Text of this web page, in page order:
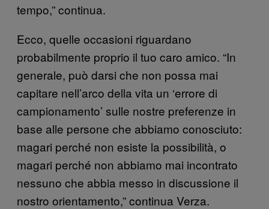
tempo,” continua.
Ecco, quelle occasioni riguardano
probabilmente proprio il tuo caro amico. “In
generale, può darsi che non possa mai
capitare nell’arco della vita un ‘errore di
campionamento’ sulle nostre preferenze in
base alle persone che abbiamo conosciuto:
magari perché non esiste la possibilità, o
magari perché non abbiamo mai incontrato
nessuno che abbia messo in discussione il
nostro orientamento,” continua Verza.